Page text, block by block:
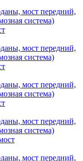
мост передний,
система)
мост передний,
система)
мост передний,
система)
мост передний,
система)
мост передний,